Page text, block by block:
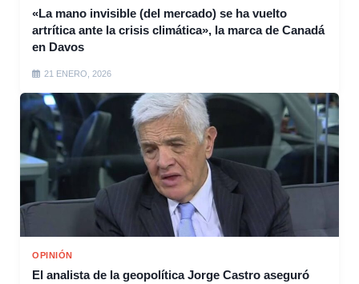
«La mano invisible (del mercado) se ha vuelto
artrítica ante la crisis climática», la marca de Canadá
en Davos
21 ENERO, 2026
OPINIÓN
El analista de la geopolítica Jorge Castro aseguró